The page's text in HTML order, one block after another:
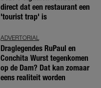
direct dat een restaurant een
'tourist trap' is
ADVERTORIAL
Draglegendes RuPaul en
Conchita Wurst tegenkomen
op de Dam? Dat kan zomaar
eens realiteit worden